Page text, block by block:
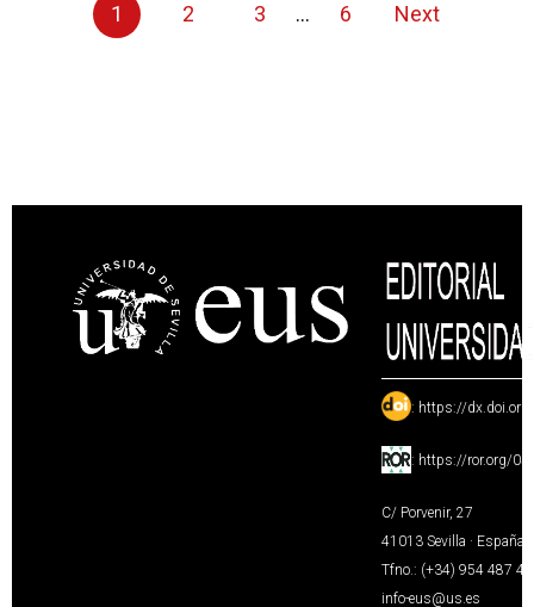
1 2 3 ... 6 Next
: https://
: https://ror.org/
C/ Porvenir, 27
41013 Sevilla · España
Tfno.: (+34) 954 487
info-eus@us.es